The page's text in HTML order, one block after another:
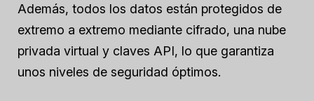
Además, todos los datos están protegidos de
extremo a extremo mediante cifrado, una nube
privada virtual y claves API, lo que garantiza
unos niveles de seguridad óptimos.